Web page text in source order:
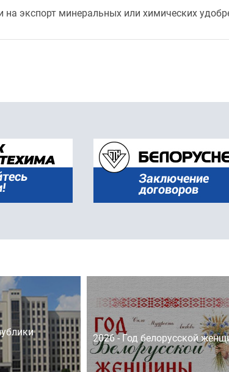
экспорт минеральных или химических
2026 - Год белорусской